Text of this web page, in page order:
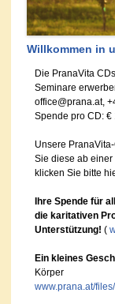
Willkommen in
Die PranaVita
Seminare
office@prana.at,
Spende pro CD: €
Unsere
Sie diese ab einer
klicken Sie bitte
Ihre Spende für
die karitativen
Unterstützung! (
Ein kleines
Körper
www.prana.at/